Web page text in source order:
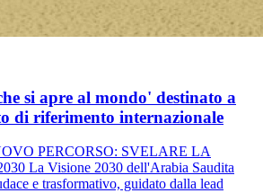
si apre al mondo' destinato a
di riferimento internazionale
PERCORSO: SVELARE LA
La Visione 2030 dell'Arabia Saudita
e trasformativo, guidato dalla lead